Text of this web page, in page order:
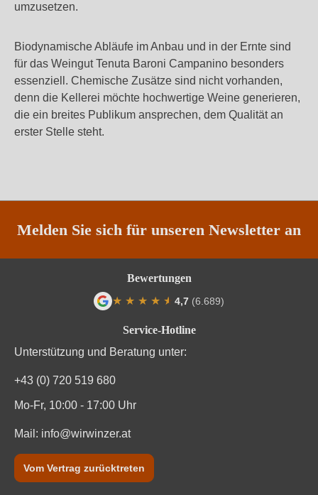
umzusetzen.
Biodynamische Abläufe im Anbau und in der Ernte sind
für das Weingut Tenuta Baroni Campanino besonders
essenziell. Chemische Zusätze sind nicht vorhanden,
denn die Kellerei möchte hochwertige Weine generieren,
die ein breites Publikum ansprechen, dem Qualität an
erster Stelle steht.
Melden Sie sich für unseren Newsletter an
Service-Hotline
Unterstützung und Beratung unter:
+43 (0) 720 519 680
Mo-Fr, 10:00 - 17:00 Uhr
Mail: info@wirwinzer.at
Vom Vertrag zurücktreten
Bewertungen
★ ★ ★ ★ ★
★ 4,7 (6.689)